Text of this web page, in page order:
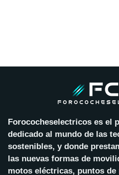
Forococheselectricos es el
dedicado al mundo de las
sostenibles, y donde
las nuevas formas de
motos eléctricas, puntos de